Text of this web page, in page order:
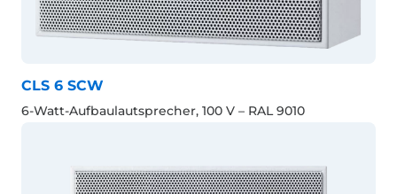
CLS 6 SCW
6-Watt-Aufbaulautsprecher, 100 V – RAL 9010